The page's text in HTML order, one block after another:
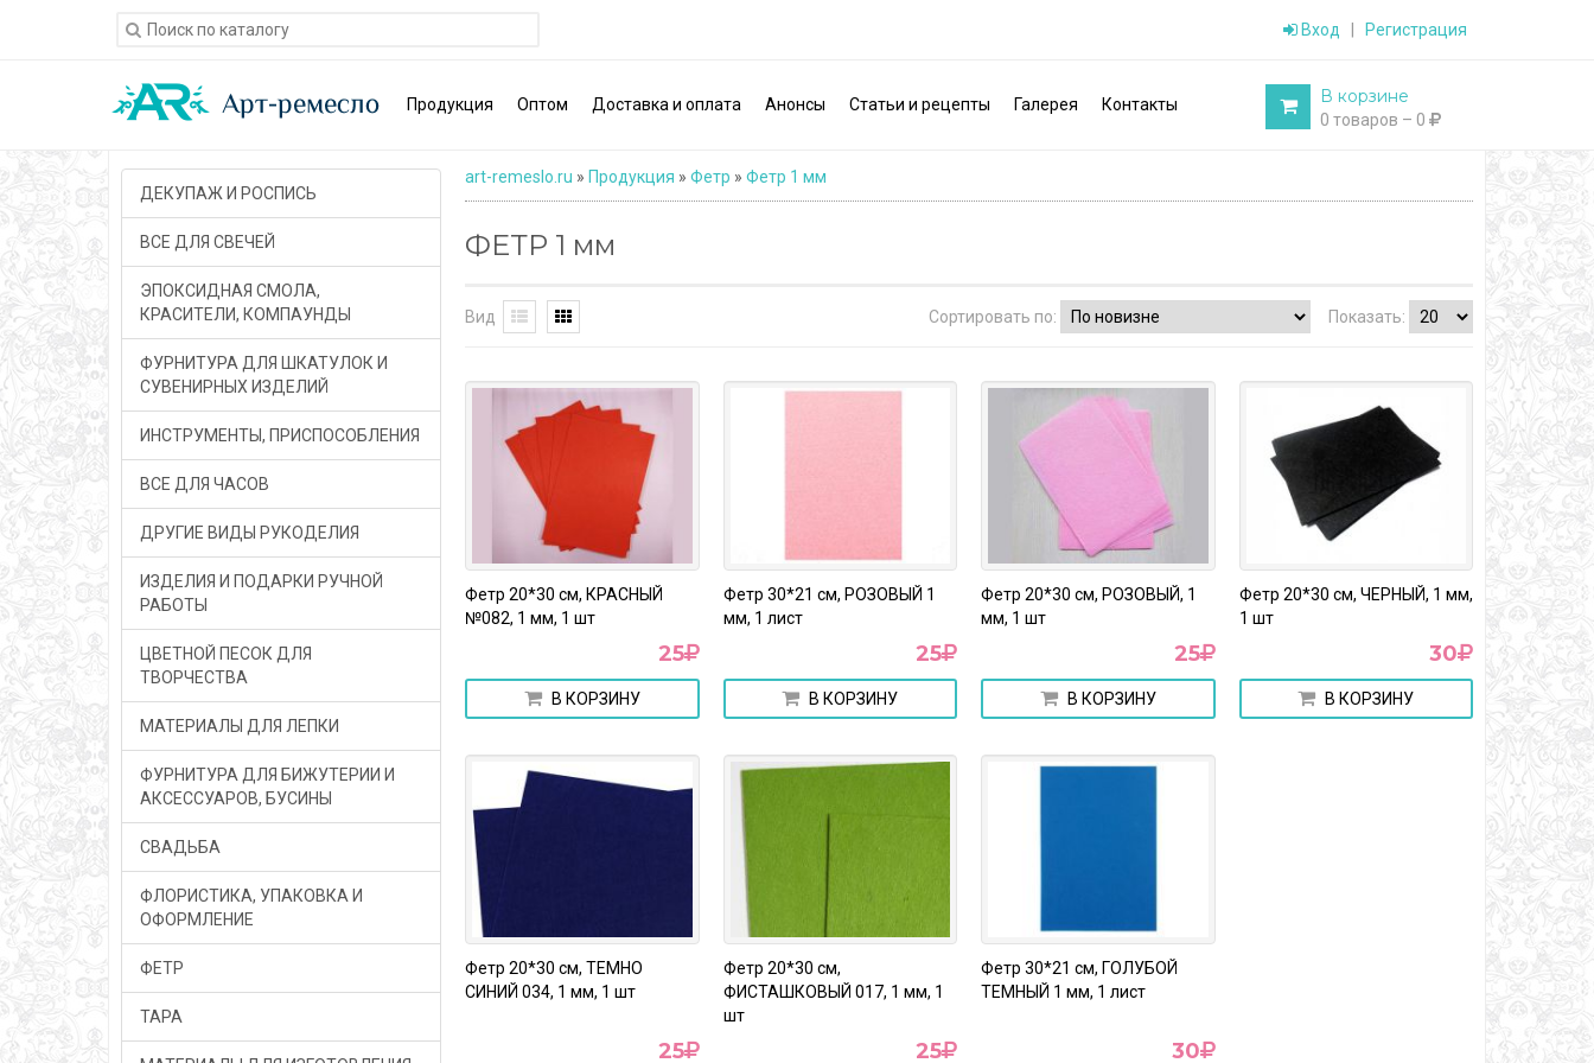
Вход Регистрация
Продукция Оптом Доставка и оплата Анонсы Статьи и рецепты Галерея Контакты В корзине
0 товаров – 0
ДЕКУПАЖ И РОСПИСЬ
ВСЕ ДЛЯ СВЕЧЕЙ
ЭПОКСИДНАЯ СМОЛА,
КРАСИТЕЛИ, КОМПАУНДЫ
ФУРНИТУРА ДЛЯ ШКАТУЛОК И
СУВЕНИРНЫХ ИЗДЕЛИЙ
ИНСТРУМЕНТЫ, ПРИСПОСОБЛЕНИЯ
ВСЕ ДЛЯ ЧАСОВ
ДРУГИЕ ВИДЫ РУКОДЕЛИЯ
ИЗДЕЛИЯ И ПОДАРКИ РУЧНОЙ
РАБОТЫ
ЦВЕТНОЙ ПЕСОК ДЛЯ
ТВОРЧЕСТВА
МАТЕРИАЛЫ ДЛЯ ЛЕПКИ
ФУРНИТУРА ДЛЯ БИЖУТЕРИИ И
АКСЕССУАРОВ, БУСИНЫ
СВАДЬБА
ФЛОРИСТИКА, УПАКОВКА И
ОФОРМЛЕНИЕ
ФЕТР
ТАРА
art-remeslo.ru » Продукция » Фетр » Фетр 1 мм
ФЕТР 1 мм
Вид Показать:
Сортировать по:
Фетр 20*30 см, КРАСНЫЙ
№082, 1 мм, 1 шт
25
В КОРЗИНУ
Фетр 30*21 см, РОЗОВЫЙ 1
мм, 1 лист
25
В КОРЗИНУ
Фетр 20*30 см, РОЗОВЫЙ, 1
мм, 1 шт
25
В КОРЗИНУ
Фетр 20*30 см, ЧЕРНЫЙ, 1 мм,
1 шт
30
В КОРЗИНУ
Фетр 20*30 см, ТЕМНО
СИНИЙ 034, 1 мм, 1 шт
25
Фетр 20*30 см,
ФИСТАШКОВЫЙ 017, 1 мм, 1
шт
25
Фетр 30*21 см, ГОЛУБОЙ
ТЕМНЫЙ 1 мм, 1 лист
30